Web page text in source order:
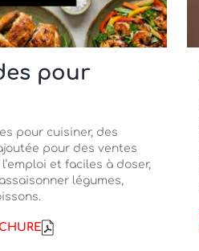
pour
pour cuisiner, des
pour des ventes
et faciles à doser,
légumes,